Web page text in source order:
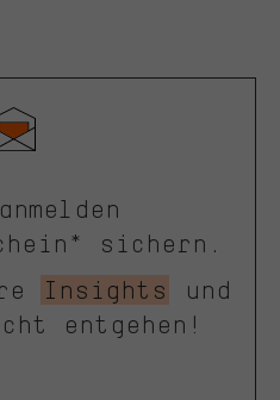
sichern.
Insights
und
entgehen!